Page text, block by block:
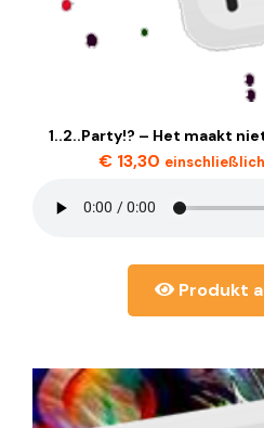
1..2..Party!? – Het maakt
€13,30
Produkt